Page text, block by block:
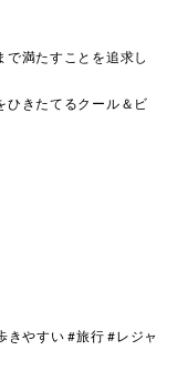
満たすことを追求し
ひきたてるクール＆ビ
きやすい #旅行 #レジャ